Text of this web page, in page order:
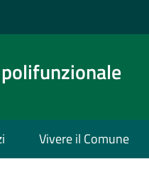
Vivere il Comune